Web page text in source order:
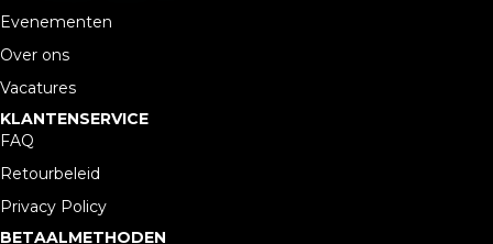
Evenementen
Over ons
Vacatures
KLANTENSERVICE
FAQ
Retourbeleid
Privacy Policy
BETAALMETHODEN